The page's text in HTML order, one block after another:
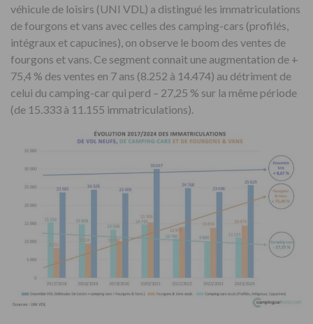
véhicule de loisirs (UNI VDL) a distingué les immatriculations
de fourgons et vans avec celles des camping-cars (profilés,
intégraux et capucines), on observe le boom des ventes de
fourgons et vans. Ce segment connait une augmentation de +
75,4 % des ventes en 7 ans (8.252 à 14.474) au détriment de
celui du camping-car qui perd – 27,25 % sur la même période
(de 15.333 à 11.155 immatriculations).